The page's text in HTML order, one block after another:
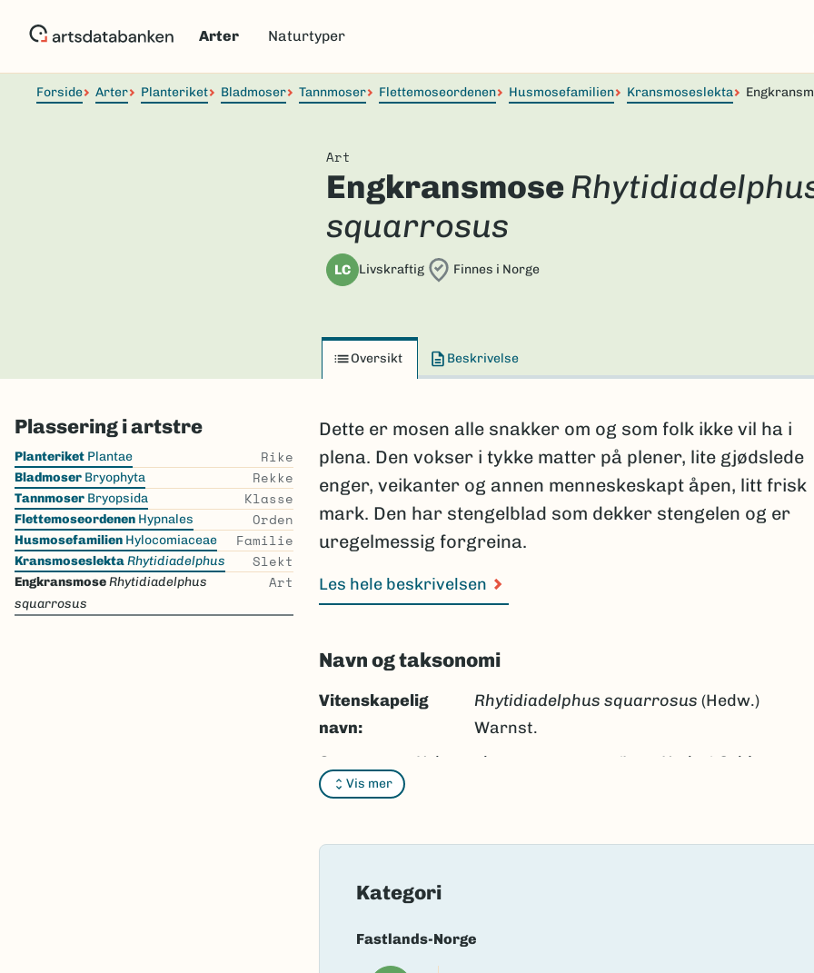
Arter Naturtyper
Forside Arter Planteriket Bladmoser Tannmoser Flettemoseordenen Husmosefamilien Kransmoseslekta
Art
Engkransmose
squarrosus
LC Livskraftig Finnes i Norge
Oversikt Beskrivelse
Plassering i artstre
Skip
the
list
Planteriket Plantae Rike
Bladmoser Bryophyta Rekke
Tannmoser Bryopsida Klasse
Flettemoseordenen Hypnales Orden
Husmosefamilien Hylocomiaceae Familie
KransmoseslektaRhytidiadelphus Slekt
EngkransmoseRhytidiadelphus
squarrosus
Art
Dette er mosen alle snakker om og som folk ikke vil ha i
plena. Den vokser i tykke matter på plener, lite gjødslede
enger, veikanter og annen menneskeskapt åpen, litt frisk
mark. Den har stengelblad som dekker stengelen og er
uregelmessig forgreina.
Les hele beskrivelsen
Navn og taksonomi
Vis mer
Vitenskapelig
navn:
Rhytidiadelphus squarrosus (Hedw.)
Warnst.
Synonymer: Hylocomium squarrosum
(L. ex Hedw.) Schimp.,
Nordsamisk/Davvisámegiella:
Takson ID:
183505
Kategori
Fastlands-Norge